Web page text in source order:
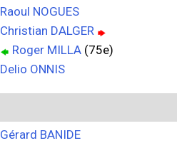
Raoul NOGUES
Christian DALGER
Roger MILLA (75e)
Delio ONNIS
Gérard BANIDE